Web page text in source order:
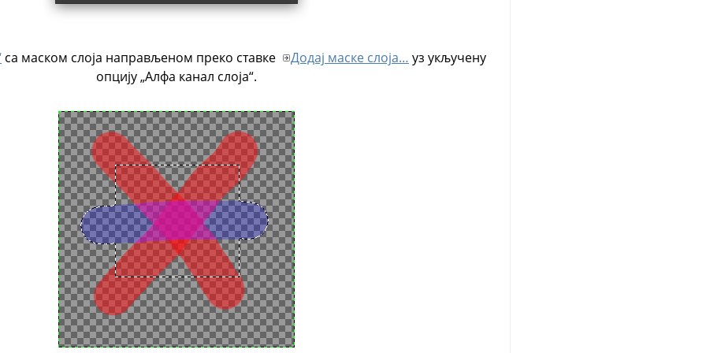
са маском слоја направљеном преко ставке Додај маске слоја… уз укључену
опцију„Алфа канал слоја“.